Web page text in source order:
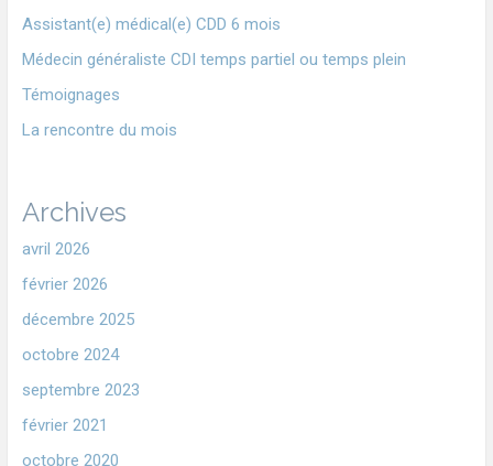
Assistant(e) médical(e) CDD 6 mois
Médecin généraliste CDI temps partiel ou temps plein
Témoignages
La rencontre du mois
Archives
avril 2026
février 2026
décembre 2025
octobre 2024
septembre 2023
février 2021
octobre 2020